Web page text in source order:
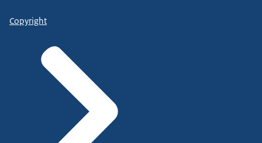
Copyright